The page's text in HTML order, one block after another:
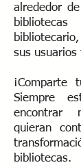
alrededor
sus usuarios
¡Comparte
Siempre
encontrar
quieran
bibliotecas.